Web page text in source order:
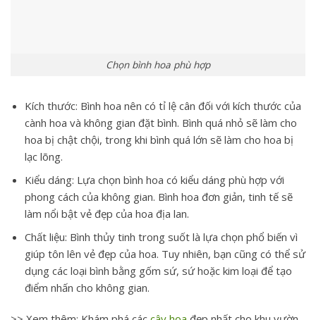
Chọn bình hoa phù hợp
Kích thước: Bình hoa nên có tỉ lệ cân đối với kích thước của
cành hoa và không gian đặt bình. Bình quá nhỏ sẽ làm cho
hoa bị chật chội, trong khi bình quá lớn sẽ làm cho hoa bị
lạc lõng.
Kiểu dáng: Lựa chọn bình hoa có kiểu dáng phù hợp với
phong cách của không gian. Bình hoa đơn giản, tinh tế sẽ
làm nổi bật vẻ đẹp của hoa địa lan.
Chất liệu: Bình thủy tinh trong suốt là lựa chọn phổ biến vì
giúp tôn lên vẻ đẹp của hoa. Tuy nhiên, bạn cũng có thể sử
dụng các loại bình bằng gốm sứ, sứ hoặc kim loại để tạo
điểm nhấn cho không gian.